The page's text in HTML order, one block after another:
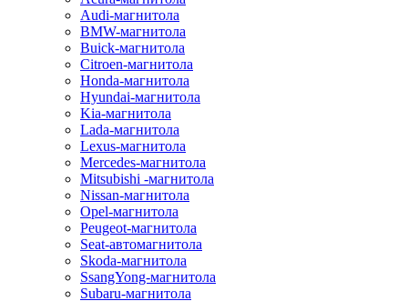
Audi-магнитола
BMW-магнитола
Buick-магнитола
Citroen-магнитола
Honda-магнитола
Hyundai-магнитола
Kia-магнитола
Lada-магнитола
Lexus-магнитола
Mercedes-магнитола
Mitsubishi -магнитола
Nissan-магнитола
Opel-магнитола
Peugeot-магнитола
Seat-автомагнитола
Skoda-магнитола
SsangYong-магнитола
Subaru-магнитола